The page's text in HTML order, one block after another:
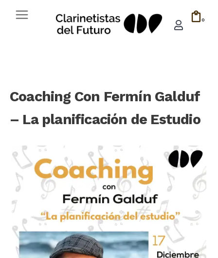
0
Coaching Con Fermín Galduf
– La planificación de Estudio